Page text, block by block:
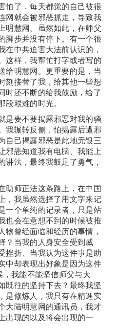
怕了，每天都觉的自己被很
网就会被邪恶抓走，导致我
明慧网。虽然如此，在师父
脚步并没有停下。有一个很
在中共迫害大法前认识的，
这样，我帮忙打字或者写的
给明慧网。更重要的是，当
刻接替了我，给其他一些想
时还不断的给我鼓励，给了
艰难的时光。
是要不要揭露邪恶对我的骚
我辗转反侧，怕揭露后遭邪
自己揭露邪恶是此地无银三
邪恶知道我有电脑、我能上
讲法，最终我鼓足了勇气，
助师正法这条路上，在中国
，我虽然选择了用文字来记
一个单纯的记录者，只是站
也会在意想不到的时候被推
物曾经面临和经历的事情，
？当我的人身安全受到威
挫折、当我认为这件事是助
中却表现出好象是因为这件
，我能不能坚信师父与大
既往的坚持下去？最终我坚
是修炼人，我只有在精進实
大陆明慧网的通讯员，我才
出现的以及将会出现的一